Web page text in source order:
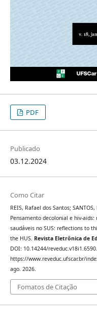
PDF
Publicado
03.12.2024
Como Citar
REIS, Rafael dos Santos;
Pensamento decolonial e hiv-
saudáveis no SUS: reflections to
the HUS. Revista Eletrônica de
DOI: 10.14244/
https://www.reveduc.ufscar.br/
ago. 2026.
Fomatos de Citação